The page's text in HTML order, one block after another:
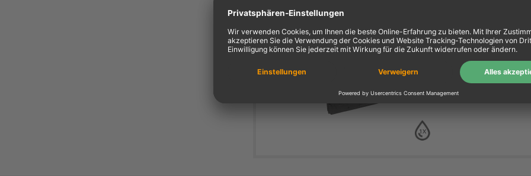
1X
Kompa. Farbband Epson
23 Gr. 657 Nylon
0657.01